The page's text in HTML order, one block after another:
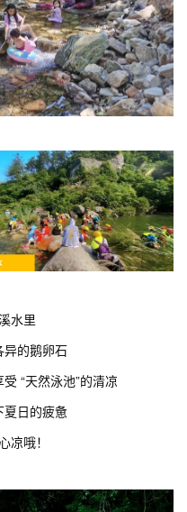
水里
异的鹅卵石
“天然泳池”的清凉
夏日的疲惫
凉哦！